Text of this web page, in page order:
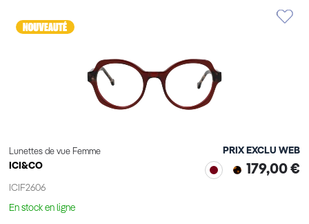
Lunettes de vue Femme
ICI&CO
ICIF2606
PRIX EXCLU WEB
179,00 €
En stock en ligne